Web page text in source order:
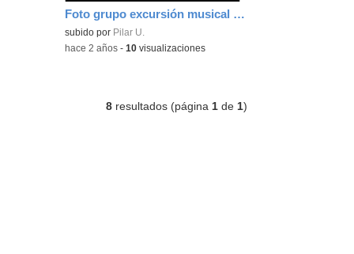
Foto grupo excursión musical 10-nov-23
subido por Pilar U.
-hace 2 años -10 visualizaciones
8 resultados (página 1 de 1)